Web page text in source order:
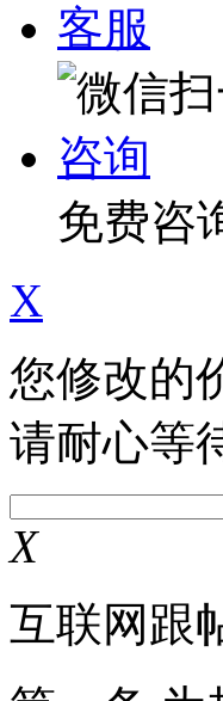
客服
咨询
免费咨
X
您修改的
请耐心等
X
互联网跟